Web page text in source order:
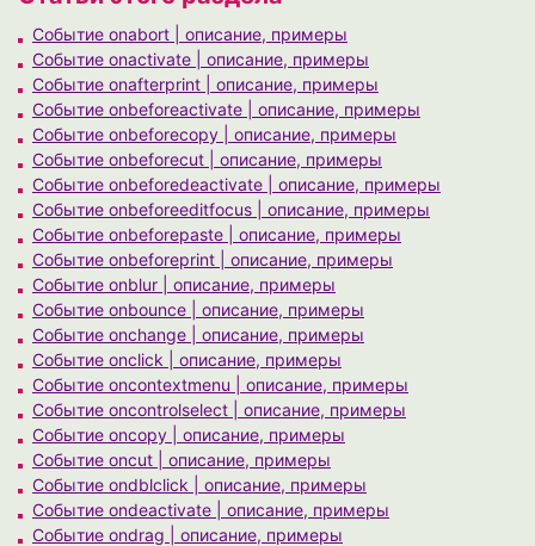
Событие onabort | описание, примеры
Событие onactivate | описание, примеры
Событие onafterprint | описание, примеры
Событие onbeforeactivate | описание, примеры
Событие onbeforecopy | описание, примеры
Событие onbeforecut | описание, примеры
Событие onbeforedeactivate | описание, примеры
Событие onbeforeeditfocus | описание, примеры
Событие onbeforepaste | описание, примеры
Событие onbeforeprint | описание, примеры
Событие onblur | описание, примеры
Событие onbounce | описание, примеры
Событие onchange | описание, примеры
Событие onclick | описание, примеры
Событие oncontextmenu | описание, примеры
Событие oncontrolselect | описание, примеры
Событие oncopy | описание, примеры
Событие oncut | описание, примеры
Событие ondblclick | описание, примеры
Событие ondeactivate | описание, примеры
Событие ondrag | описание, примеры